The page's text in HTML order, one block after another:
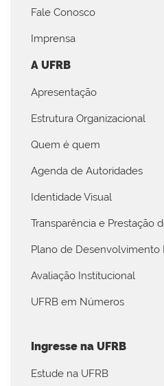
Fale Conosco
Imprensa
A UFRB
Apresentação
Estrutura Organizacional
Quem é quem
Agenda de Autoridades
Identidade Visual
Transparência e Prestação
Plano de Desenvolvimento
Avaliação Institucional
UFRB em Números
Ingresse na UFRB
Estude na UFRB